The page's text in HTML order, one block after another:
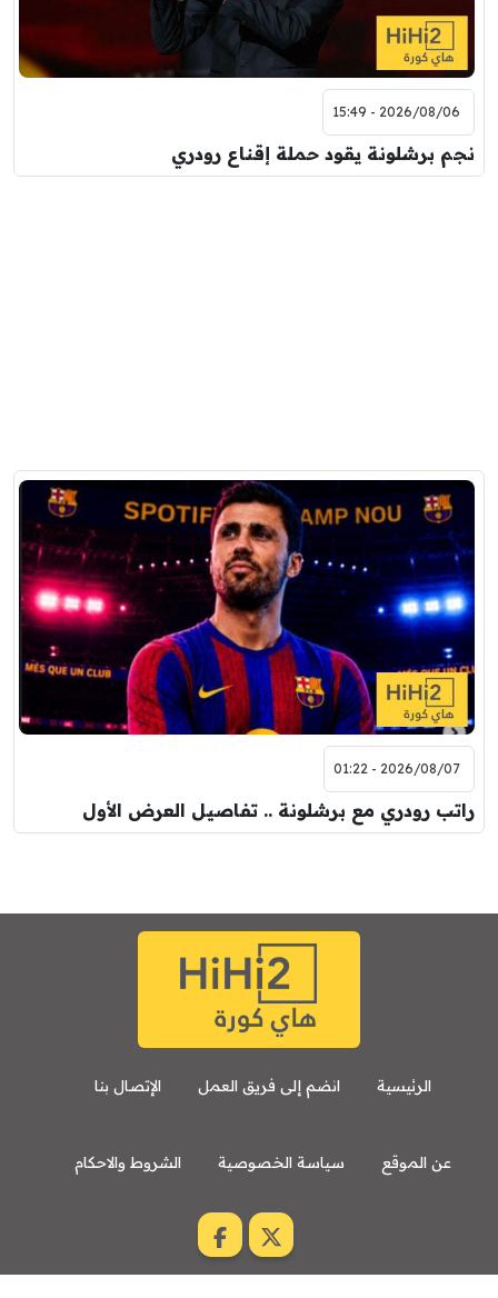
2026/08/06 - 15:49
نجم برشلونة يقود حملة إقناع رودري
2026/08/07 - 01:22
راتب رودري مع برشلونة .. تفاصيل العرض الأول
الرئيسية انضم إلى فريق العمل الإتصال بنا
عن الموقع سياسة الخصوصية الشروط والاحكام